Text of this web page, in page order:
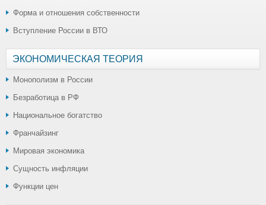
Форма и отношения собственности
Вступление России в ВТО
ЭКОНОМИЧЕСКАЯ ТЕОРИЯ
Монополизм в России
Безработица в РФ
Национальное богатство
Франчайзинг
Мировая экономика
Сущность инфляции
Функции цен